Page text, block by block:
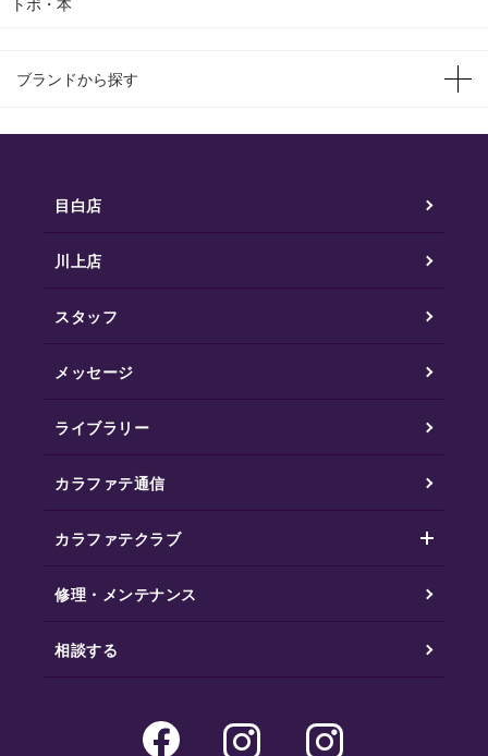
ブランドから探す
目白店
川上店
スタッフ
メッセージ
ライブラリー
カラファテ通信
カラファテクラブ
修理・メンテナンス
相談する